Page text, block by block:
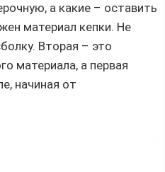
а какие – оставить
материал кепки. Не
Вторая – это
материала, а первая
начиная от